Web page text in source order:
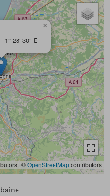
-1° 28' 30" E
×
| ©OpenStreetMapcontributors